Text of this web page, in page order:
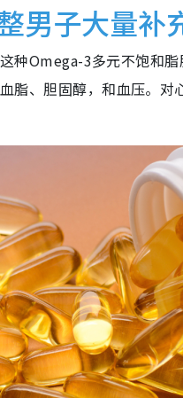
男子大量补
种Omega-3多元不饱和
脂、胆固醇，和血压。对